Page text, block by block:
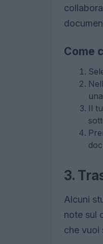
Come
Il
3.
Alcuni
note sul
che vuoi